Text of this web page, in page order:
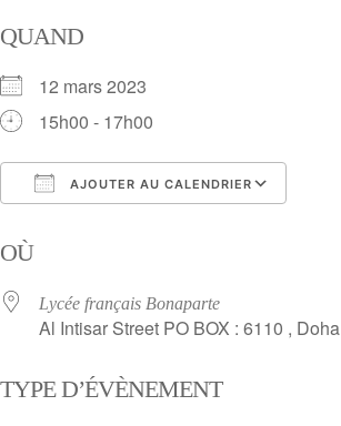
QUAND
12 mars 2023
15h00 - 17h00
AJOUTER AU CALENDRIER
OÙ
Lycée français Bonaparte
Al Intisar Street PO BOX : 6110 , Doha
TYPE D’ÉVÈNEMENT